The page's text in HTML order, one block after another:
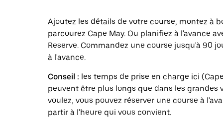
Ajoutez les détails de votre course, montez à
parcourez Cape May. Ou planifiez à l'avance
Reserve. Commandez une course jusqu'à 90
à l'avance.
Conseil : les temps de prise en charge ici
peuvent être plus longs que dans les grandes
voulez, vous pouvez réserver une course à
partir à l'heure qui vous convient.